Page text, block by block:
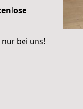
nur bei uns!